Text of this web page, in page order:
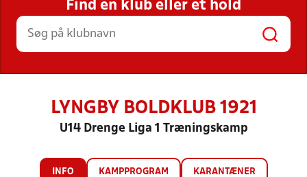
STILLINGER, RESULTATER, KLUBBER OG
HOLD
Find en klub eller et hold
LYNGBY BOLDKLUB 1921
U14 Drenge Liga 1 Træningskamp
INFO KAMPPROGRAM KARANTÆNER